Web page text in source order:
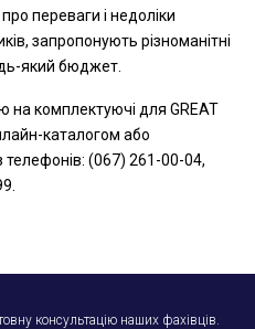
переваги і недоліки
запропонують різноманітні
який бюджет.
на комплектуючі для GREAT
каталогом або
(067) 261-00-04,
консультацію наших фахівців.